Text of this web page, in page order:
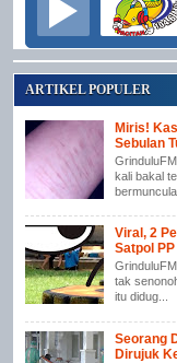
ARTIKEL POPULER
Miris!
Sebulan
kali bakal
Viral, 2
Satpol
tak
itu didug...
Seorang
Dirujuk